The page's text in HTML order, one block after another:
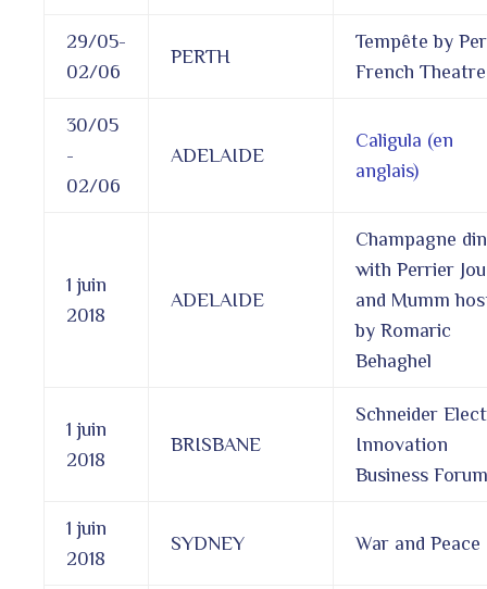
29/05-
02/06
PERTH
Tempête by
French Theatre
30/05
-
02/06
ADELAIDE
Caligula (en
anglais)
1 juin
2018
ADELAIDE
Champagne
with Perrier
and Mumm
by Romaric
Behaghel
1 juin
2018
BRISBANE
Schneider
Innovation
Business Forum
1 juin
2018
SYDNEY War and Peace